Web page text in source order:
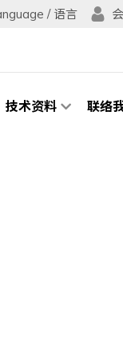
/ 语言
技术资料 联络